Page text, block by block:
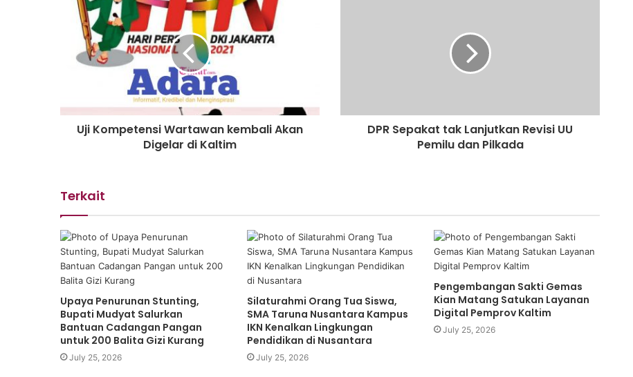
Uji Kompetensi Wartawan kembali Akan
Digelar di Kaltim
DPR Sepakat tak Lanjutkan Revisi UU
Pemilu dan Pilkada
Terkait
Upaya Penurunan Stunting,
Bupati Mudyat Salurkan
Bantuan Cadangan Pangan
untuk 200 Balita Gizi Kurang
July 25, 2026
Silaturahmi Orang Tua Siswa,
SMA Taruna Nusantara Kampus
IKN Kenalkan Lingkungan
Pendidikan di Nusantara
July 25, 2026
Pengembangan Sakti Gemas
Kian Matang Satukan Layanan
Digital Pemprov Kaltim
July 25, 2026